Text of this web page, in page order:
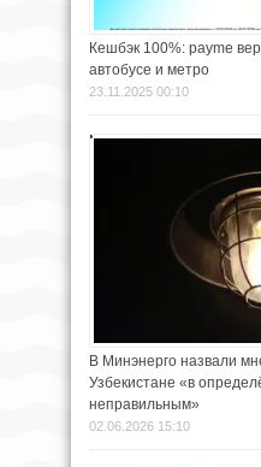
Кешбэк 100%: payme
автобусе и метро
23.11.2025 00:10
В Минэнерго назвали
Узбекистане «в
неправильным»
02.06.2026 15:10